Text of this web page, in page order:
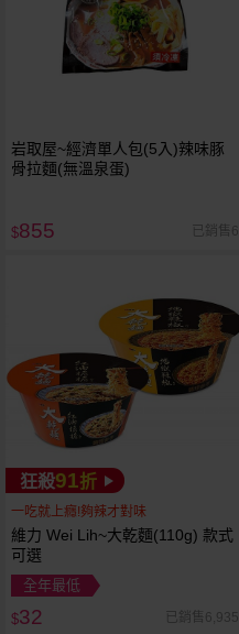
岩取屋~經濟單人包(5入)辣味豚
骨拉麵(無溫泉蛋)
$855 已銷售6
狂殺91折
一吃就上癮!夠辣才對味
維力 Wei Lih~大乾麵(110g) 款式
可選
全年最低
$32 已銷售6,935